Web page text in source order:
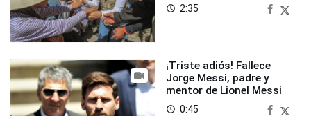
access_time 2:35
¡Triste adiós! Fallece
Jorge Messi, padre y
mentor de Lionel Messi
access_time 0:45